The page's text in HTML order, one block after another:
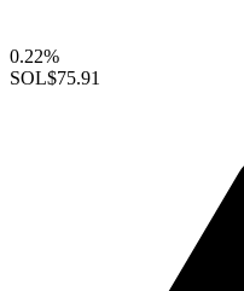
0.22%
SOL$75.91